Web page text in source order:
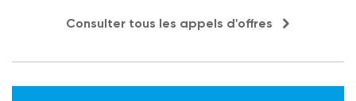
Consulter tous les appels d'offres